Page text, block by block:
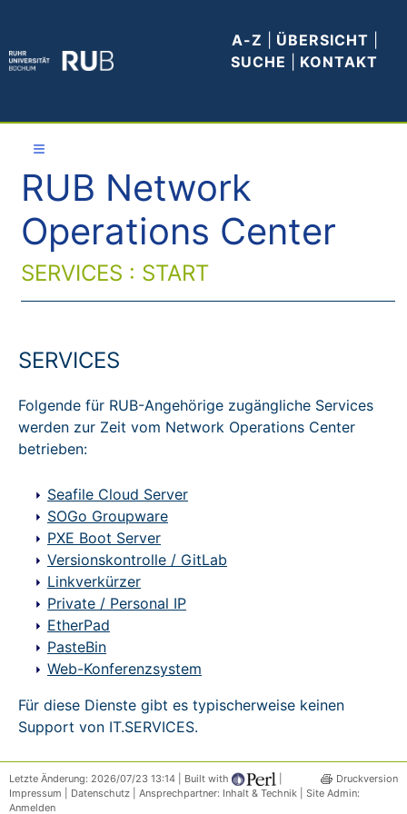
A-Z ÜBERSICHT
SUCHE
KONTAKT
Allgemeines
WLAN
FAQ
Informationen
Impressum
≡
RUB Network
Operations Center
SERVICES : START
SERVICES
Folgende für RUB-Angehörige zugängliche Services
werden zur Zeit vom Network Operations Center
betrieben:
Seafile Cloud Server
SOGo Groupware
PXE Boot Server
Versionskontrolle / GitLab
Linkverkürzer
Private / Personal IP
EtherPad
PasteBin
Web-Konferenzsystem
Für diese Dienste gibt es typischerweise keinen
Support von IT.SERVICES.
Druckversion
Letzte Änderung: 2026/07/23 13:14 | Built with
Impressum
Datenschutz | Ansprechpartner: Inhalt & Technik | Site Admin:
Anmelden